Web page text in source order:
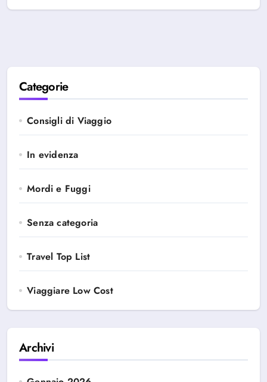
Categorie
Consigli di Viaggio
In evidenza
Mordi e Fuggi
Senza categoria
Travel Top List
Viaggiare Low Cost
Archivi